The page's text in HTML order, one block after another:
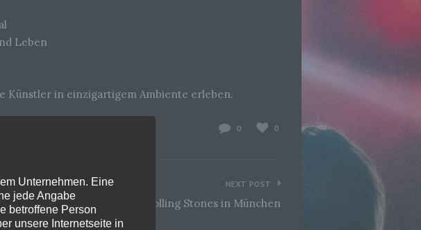
Leben
Künstler in einzigartigem Ambiente erleben.
0 0
NEXT POST
The Rolling Stones in München
Unternehmen. Eine
jede Angabe
betroffene Person
unsere Internetseite in